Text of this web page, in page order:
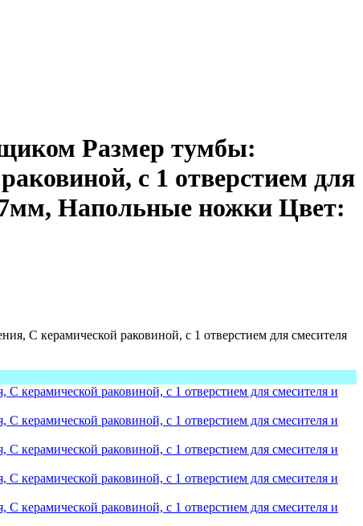
Размер тумбы:
с 1 отверстием для
Напольные ножки Цвет:
С керамической раковиной, с 1 отверстием для смесителя